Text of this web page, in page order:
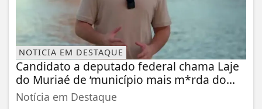
NOTICIA EM DESTAQUE
Candidato a deputado federal chama Laje
do Muriaé de ‘município mais m*rda do...
Notícia em Destaque